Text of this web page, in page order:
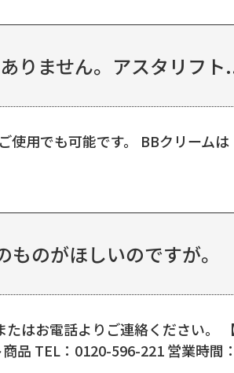
りません。アスタリフト
用でも可能です。 BBクリームは
のがほしいのですが。
はお電話よりご連絡ください。
品 TEL：0120-596-221 営業時間